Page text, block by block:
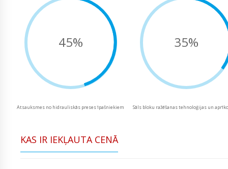
45%
Atsauksmes no hidrauliskās preses īpašniekiem
35%
Sāls bloku ražēšanas tehnoloģijas un
KAS IR IEKĻAUTA CENĀ